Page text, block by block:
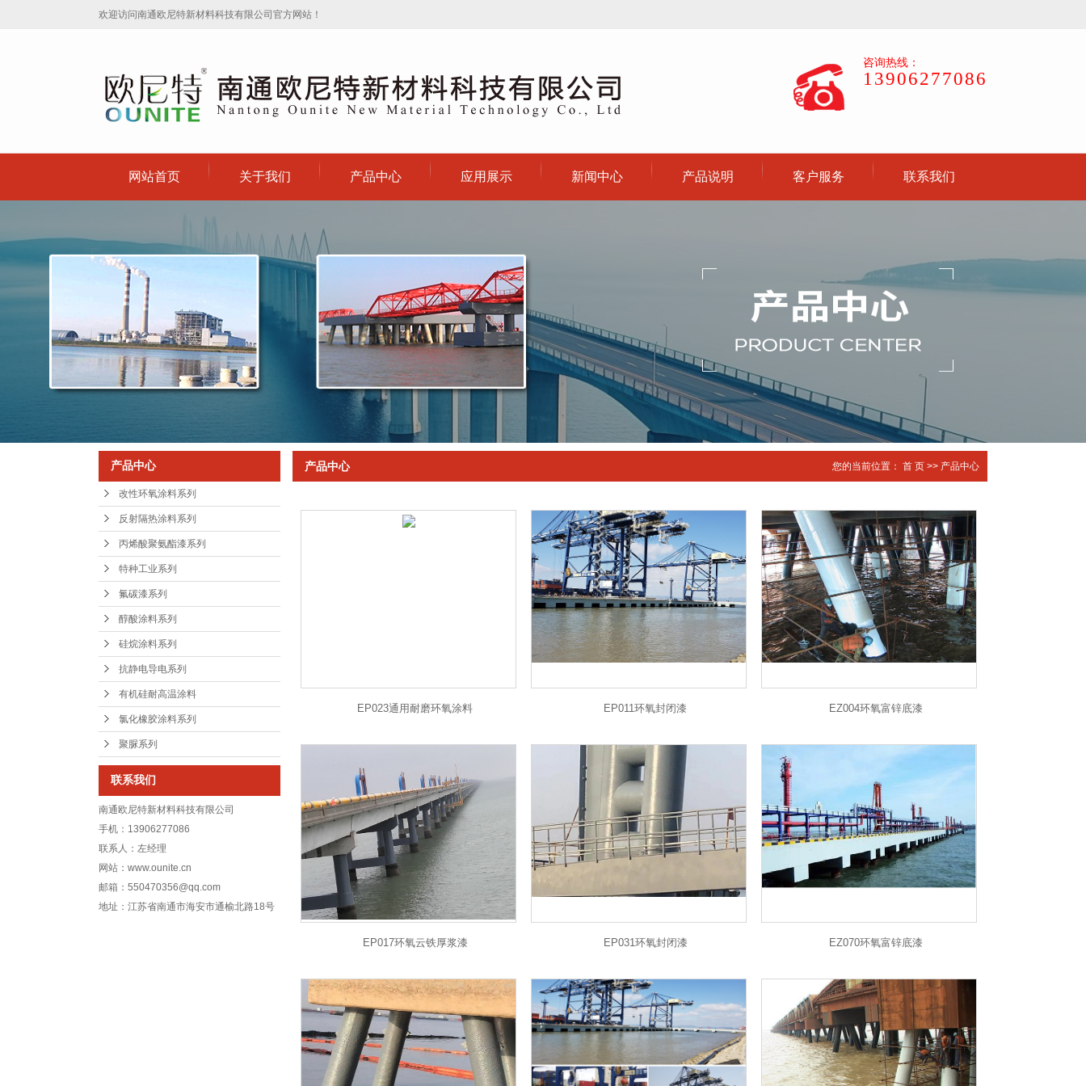
欢迎访问南通欧尼特新材料科技有限公司官方网站！
咨询热线：
13906277086
网站首页 关于我们
企业文化
产品中心
特种工业系列
氟碳漆系列
醇酸涂料系列
硅烷涂料系列
抗静电导电系列
有机硅耐高温涂料
应用展示 新闻中心 产品说明 客户服务 联系我们
产品中心
改性环氧涂料系列
反射隔热涂料系列
丙烯酸聚氨酯漆系列
特种工业系列
氟碳漆系列
醇酸涂料系列
硅烷涂料系列
抗静电导电系列
有机硅耐高温涂料
氯化橡胶涂料系列
聚脲系列
联系我们
南通欧尼特新材料科技有限公司
手机：13906277086
联系人：左经理
网站：www.ounite.cn
邮箱：550470356@qq.com
地址：江苏省南通市海安市通榆北路18号
产品中心 您的当前位置： 首 页 >> 产品中心
EP023通用耐磨环氧涂料 EP011环氧封闭漆 EZ004环氧富锌底漆
EP017环氧云铁厚浆漆 EP031环氧封闭漆 EZ070环氧富锌底漆